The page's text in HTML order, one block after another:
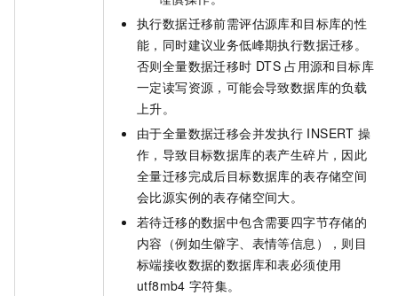
执行数据迁移前需评估源库和目标库的性
能，同时建议业务低峰期执行数据迁移。
否则全量数据迁移时 DTS 占用源和目标库
一定读写资源，可能会导致数据库的负载
上升。
由于全量数据迁移会并发执行 INSERT 操
作，导致目标数据库的表产生碎片，因此
全量迁移完成后目标数据库的表存储空间
会比源实例的表存储空间大。
若待迁移的数据中包含需要四字节存储的
内容（例如生僻字、表情等信息），则目
标端接收数据的数据库和表必须使用
utf8mb4 字符集。